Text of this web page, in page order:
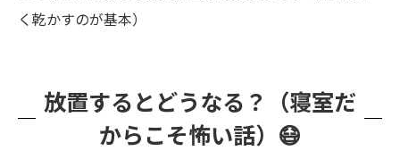
く乾かすのが基本）
放置するとどうなる？（寝室だ
からこそ怖い話）😷